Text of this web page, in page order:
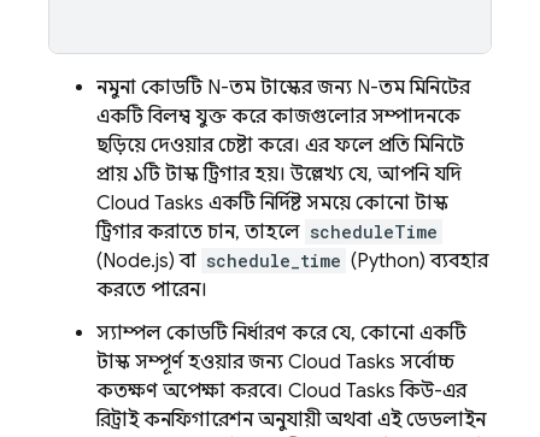
নমুনা কোডটি N-তম টাস্কের জন্য N-তম মিনিটের
একটি বিলম্ব যুক্ত করে কাজগুলোর সম্পাদনকে
ছড়িয়ে দেওয়ার চেষ্টা করে। এর ফলে প্রতি মিনিটে
প্রায় ১টি টাস্ক ট্রিগার হয়। উল্লেখ্য যে, আপনি যদি
Cloud Tasks একটি নির্দিষ্ট সময়ে কোনো টাস্ক
ট্রিগার করাতে চান, তাহলে scheduleTime
(Node.js) বা schedule_time (Python) ব্যবহার
করতে পারেন।
স্যাম্পল কোডটি নির্ধারণ করে যে, কোনো একটি
টাস্ক সম্পূর্ণ হওয়ার জন্য Cloud Tasks সর্বোচ্চ
কতক্ষণ অপেক্ষা করবে। Cloud Tasks কিউ-এর
রিট্রাই কনফিগারেশন অনুযায়ী অথবা এই ডেডলাইন